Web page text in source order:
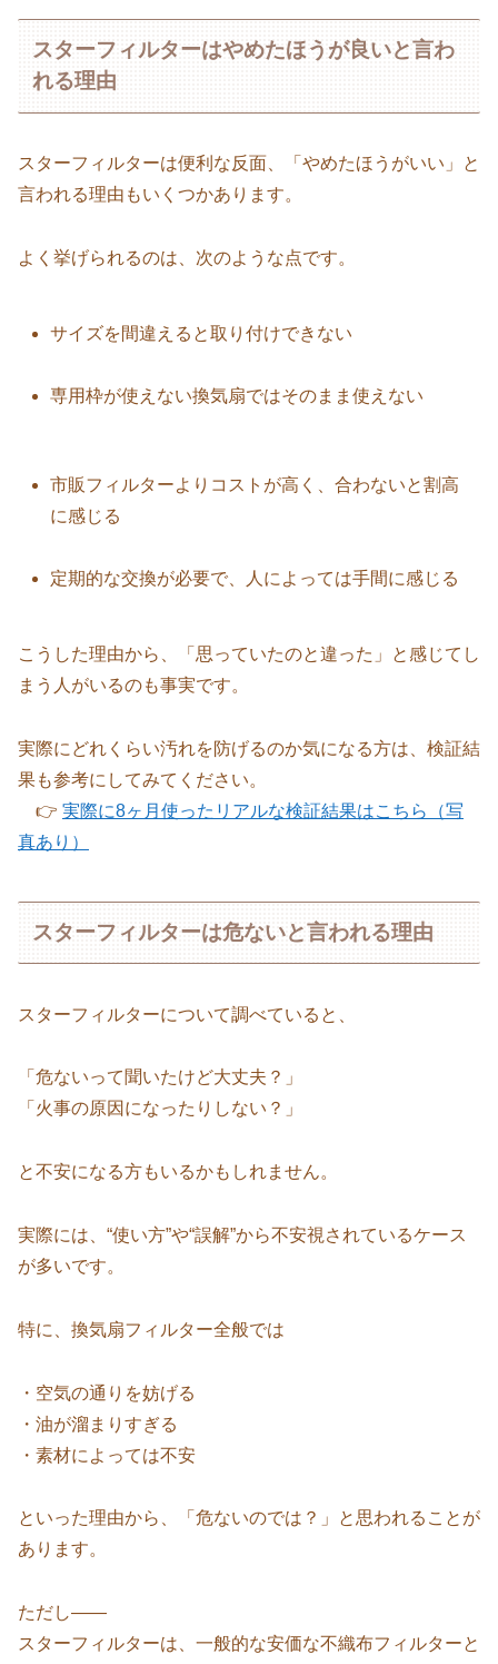
スターフィルターはやめたほうが良いと言わ
れる理由
スターフィルターは便利な反面、「やめたほうがいい」と
言われる理由もいくつかあります。
よく挙げられるのは、次のような点です。
サイズを間違えると取り付けできない
専用枠が使えない換気扇ではそのまま使えない
市販フィルターよりコストが高く、合わないと割高
に感じる
定期的な交換が必要で、人によっては手間に感じる
こうした理由から、「思っていたのと違った」と感じてし
まう人がいるのも事実です。
実際にどれくらい汚れを防げるのか気になる方は、検証結
果も参考にしてみてください。
👉 実際に8ヶ月使ったリアルな検証結果はこちら（写
真あり）
スターフィルターは危ないと言われる理由
スターフィルターについて調べていると、
「危ないって聞いたけど大丈夫？」
「火事の原因になったりしない？」
と不安になる方もいるかもしれません。
実際には、“使い方”や“誤解”から不安視されているケース
が多いです。
特に、換気扇フィルター全般では
・空気の通りを妨げる
・油が溜まりすぎる
・素材によっては不安
といった理由から、「危ないのでは？」と思われることが
あります。
ただし——
スターフィルターは、一般的な安価な不織布フィルターと